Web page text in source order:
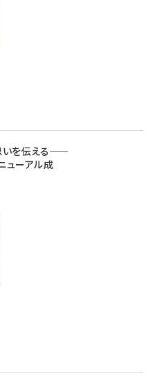
伝える――
ューアル成